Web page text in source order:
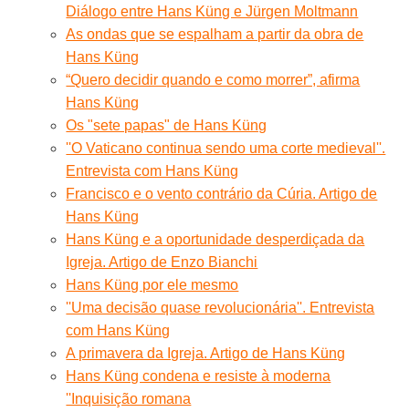
Diálogo entre Hans Küng e Jürgen Moltmann
As ondas que se espalham a partir da obra de
Hans Küng
“Quero decidir quando e como morrer”, afirma
Hans Küng
Os "sete papas" de Hans Küng
''O Vaticano continua sendo uma corte medieval''.
Entrevista com Hans Küng
Francisco e o vento contrário da Cúria. Artigo de
Hans Küng
Hans Küng e a oportunidade desperdiçada da
Igreja. Artigo de Enzo Bianchi
Hans Küng por ele mesmo
''Uma decisão quase revolucionária''. Entrevista
com Hans Küng
A primavera da Igreja. Artigo de Hans Küng
Hans Küng condena e resiste à moderna
''Inquisição romana